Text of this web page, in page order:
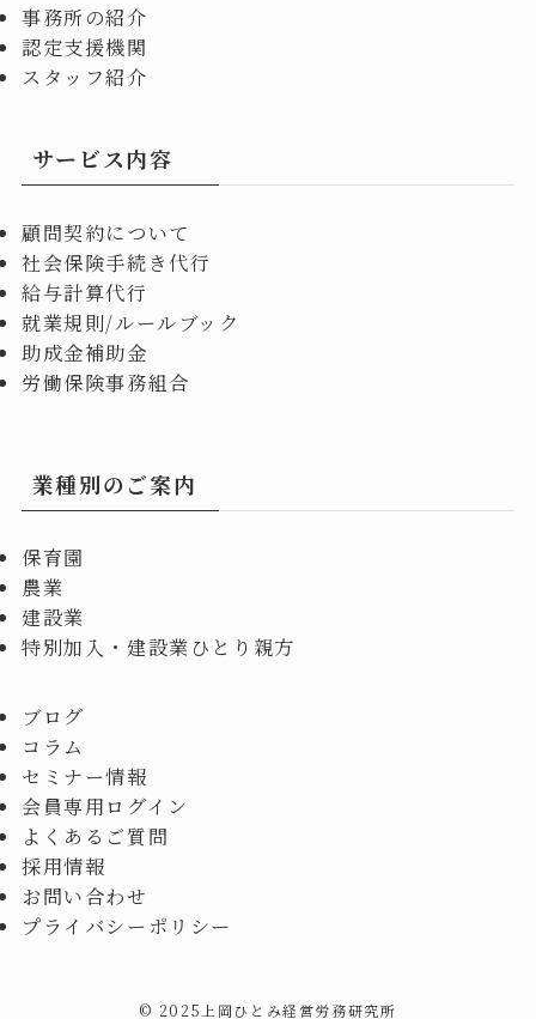
事務所の紹介
認定支援機関
スタッフ紹介
サービス内容
顧問契約について
社会保険手続き代行
給与計算代行
就業規則/ルールブック
助成金補助金
労働保険事務組合
業種別のご案内
保育園
農業
建設業
特別加入・建設業ひとり親方
ブログ
コラム
セミナー情報
会員専用ログイン
よくあるご質問
採用情報
お問い合わせ
プライバシーポリシー
© 2025上岡ひとみ経営労務研究所